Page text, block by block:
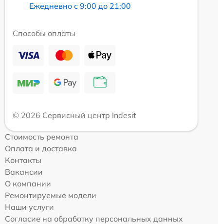
Ежедневно с 9:00 до 21:00
Способы оплаты
© 2026 Сервисный центр Indesit
Стоимость ремонта
Оплата и доставка
Контакты
Вакансии
О компании
Ремонтируемые модели
Наши услуги
Согласие на обработку персональных данных